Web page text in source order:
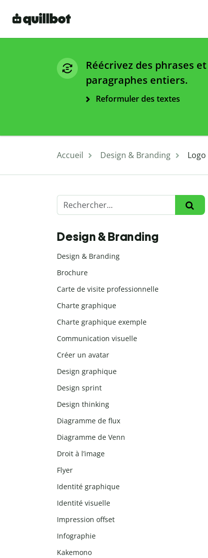
Réécrivez des phrases
paragraphes entiers.
Reformuler des textes
Accueil Design & Branding
Design & Branding
Design & Branding
Brochure
Carte de visite professionnelle
Charte graphique
Charte graphique exemple
Communication visuelle
Créer un avatar
Design graphique
Design sprint
Design thinking
Diagramme de flux
Diagramme de Venn
Droit à l’image
Flyer
Identité graphique
Identité visuelle
Impression offset
Infographie
Kakemono